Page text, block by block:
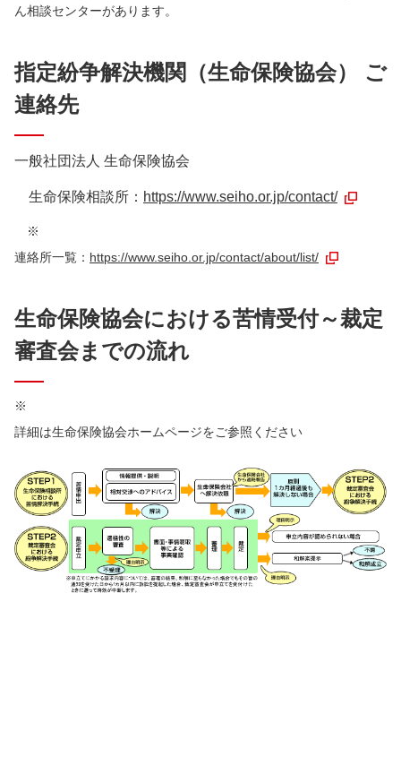
ん相談センターがあります。
指定紛争解決機関（生命保険協会） ご
連絡先
一般社団法人 生命保険協会
生命保険相談所： https://www.seiho.or.jp/contact/
※
連絡所一覧： https://www.seiho.or.jp/contact/about/list/
生命保険協会における苦情受付～裁定
審査会までの流れ
※
詳細は生命保険協会ホームページをご参照ください